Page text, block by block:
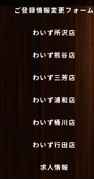
ご登録情報変更フォーム
わいず所沢店
わいず熊谷店
わいず三芳店
わいず浦和店
わいず桶川店
わいず行田店
求人情報